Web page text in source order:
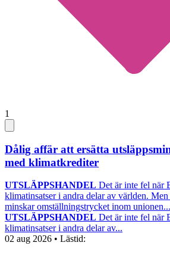
1
Dålig affär att ersätta
med klimatkrediter
UTSLÄPPSHANDEL Det är inte fel när
klimatinsatser i andra delar av världen. Men
minskar omställningstrycket inom unionen...
UTSLÄPPSHANDEL Det är inte fel när
klimatinsatser i andra delar av...
02 aug 2026 • Lästid: